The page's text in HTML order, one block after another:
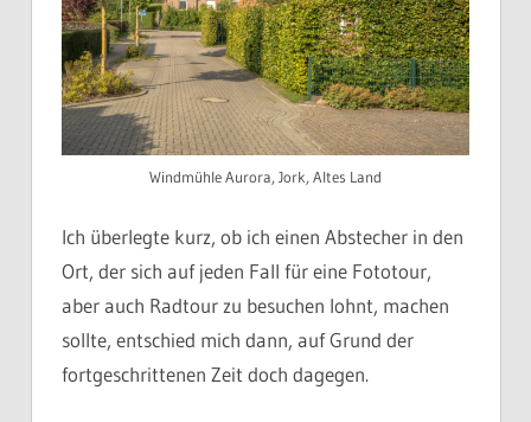
Windmühle Aurora, Jork, Altes Land
Ich überlegte kurz, ob ich einen Abstecher in den
Ort, der sich auf jeden Fall für eine Fototour,
aber auch Radtour zu besuchen lohnt, machen
sollte, entschied mich dann, auf Grund der
fortgeschrittenen Zeit doch dagegen.